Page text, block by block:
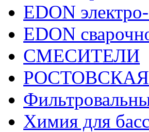
EDON
EDON
СМЕСИТЕЛИ
Химия для